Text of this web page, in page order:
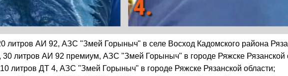
литров АИ 92, АЗС "Змей Горыныч" в селе Восход Кадомского района
литров АИ 92 премиум, АЗС "Змей Горыныч" в городе Ряжске Рязанской
литров ДТ 4, АЗС "Змей Горыныч" в городе Ряжске Рязанской области;